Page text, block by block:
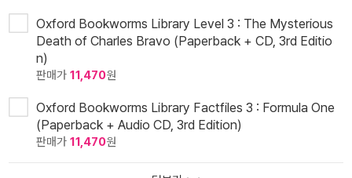
Oxford Bookworms Library Level 3 : The Mysterious
Death of Charles Bravo (Paperback + CD, 3rd Editio
n)
판매가 11,470원
Oxford Bookworms Library Factfiles 3 : Formula One
(Paperback + Audio CD, 3rd Edition)
판매가 11,470원